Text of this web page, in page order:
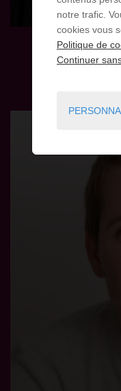
notre trafic.
cookies vous
Politique de
Continuer